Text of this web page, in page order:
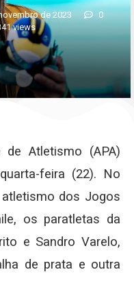
de 2023
0
views
de Atletismo (APA)
feira (22). No
dos Jogos
os paratletas da
e Sandro Varelo,
de prata e outra